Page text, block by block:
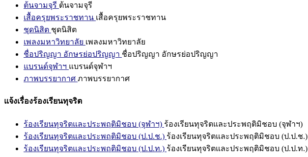
ต้นจามจุรี ต้นจามจุรี
เสื้อครุยพระราชทาน เสื้อครุยพระราชทาน
ชุดนิสิต ชุดนิสิต
เพลงมหาวิทยาลัย เพลงมหาวิทยาลัย
ชื่อปริญญา อักษรย่อปริญญา ชื่อปริญญา อักษรย่อปริญญา
แบรนด์จุฬาฯ แบรนด์จุฬาฯ
ภาพบรรยากาศ ภาพบรรยากาศ
แจ้งเรื่องร้องเรียนทุจริต
ร้องเรียนทุจริตและประพฤติมิชอบ (จุฬาฯ) ร้องเรียนทุจริตและประพฤติมิชอบ (จุฬาฯ)
ร้องเรียนทุจริตและประพฤติมิชอบ (ป.ป.ช.) ร้องเรียนทุจริตและประพฤติมิชอบ (ป.ป.ช.)
ร้องเรียนทุจริตและประพฤติมิชอบ (ป.ป.ท.) ร้องเรียนทุจริตและประพฤติมิชอบ (ป.ป.ท.)